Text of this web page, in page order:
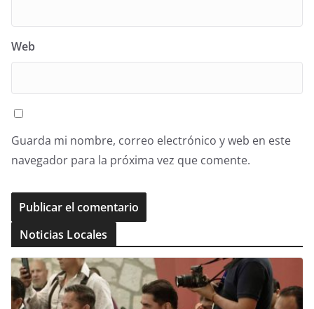
Web
Guarda mi nombre, correo electrónico y web en este
navegador para la próxima vez que comente.
Noticias Locales